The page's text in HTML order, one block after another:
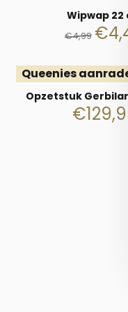
Wipwap 22
€4,99 €
Queenies
Opzetstuk
€